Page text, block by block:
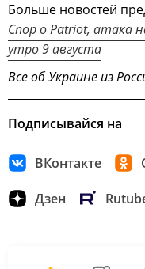
Больше новостей
Спор о Patriot, атака
утро 9 августа
Все об Украине из
Подписывайся на
ВКонтакте
Дзен